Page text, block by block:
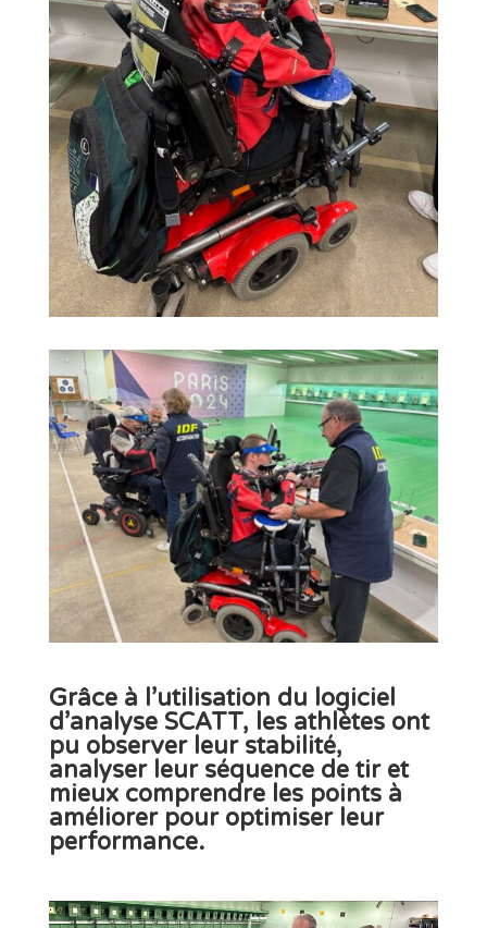
Grâce à l’utilisation du logiciel
d’analyse SCATT, les athlètes ont
pu observer leur stabilité,
analyser leur séquence de tiret
mieux comprendre les points à
améliorer pour optimiser leur
performance.